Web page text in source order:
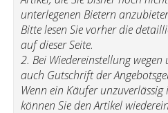
unterlegenen Bietern
Bitte lesen Sie vorher die
auf dieser Seite.
2. Bei Wiedereinstellung
auch Gutschrift der
Wenn ein Käufer
können Sie den Artikel